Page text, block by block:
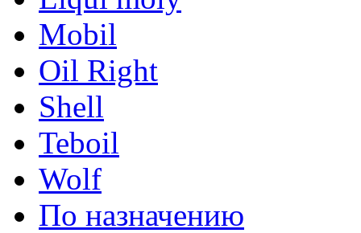
Mobil
Oil Right
Shell
Teboil
Wolf
По назначению